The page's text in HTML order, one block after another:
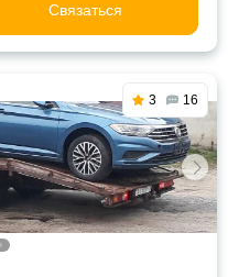
Связаться
3 16